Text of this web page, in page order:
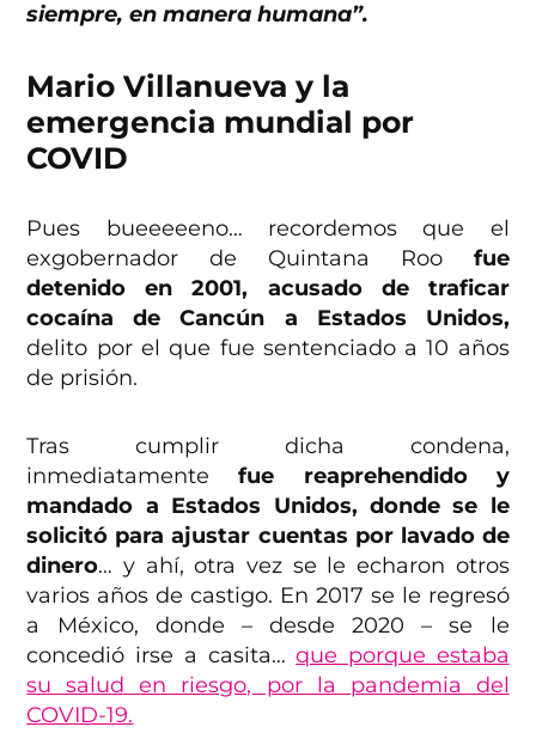
siempre, en manera humana”.
Mario Villanueva y la
emergencia mundial por
COVID
Pues bueeeeeno… recordemos que el
exgobernador de Quintana Roo fue
detenido en 2001, acusado de traficar
cocaína de Cancún a Estados Unidos,
delito por el que fue sentenciado a 10 años
de prisión.
Tras cumplir dicha condena,
inmediatamentefue reaprehendido y
mandado a Estados Unidos, donde se le
solicitó para ajustar cuentas por lavado de
dinero… y ahí, otra vez se le echaron otros
varios años de castigo. En 2017 se le regresó
a México, donde – desde 2020 – se le
concedió irse a casita…que porque estaba
su salud en riesgo, por la pandemia del
COVID-19.